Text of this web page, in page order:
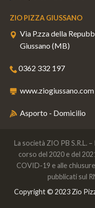
ZIO PIZZA GIUSSANO
Via P.zza della
Giussano (MB)
0362 332 197
www.ziogiussano.com
Asporto - Domicilio
La società ZIO PB S.R.L.
corso del 2020 e del
COVID-19 e alle
pubblicati sul
Copyright © 2023 Zio